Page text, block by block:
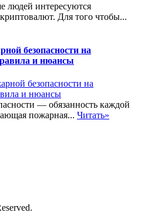
людей интересуются
Для того чтобы...
безопасности на
и нюансы
— обязанность каждой
пожарная... Читать»